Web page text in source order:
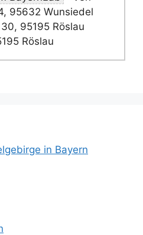
95632 Wunsiedel
95195 Röslau
Röslau
in Bayern